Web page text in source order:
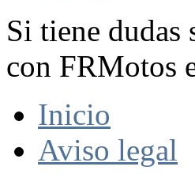
Si tiene dudas
con FRMotos
Inicio
Aviso legal